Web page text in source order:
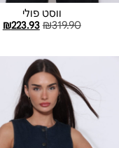
ווסט פולי
₪319.90
₪223.93